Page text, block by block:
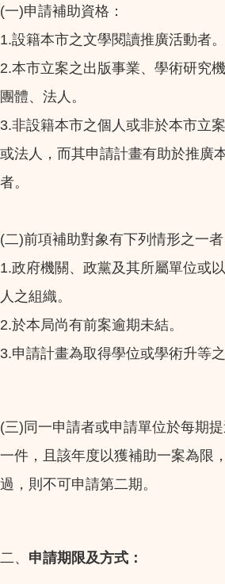
(一)申請補助資格：
1.設籍本市之文學閱讀推廣活動者。
2.本市立案之出版事業、學術研究
團體、法人。
3.非設籍本市之個人或非於本市立
或法人，而其申請計畫有助於推廣
者。
(二)前項補助對象有下列情形之一者
1.政府機關、政黨及其所屬單位或
人之組織。
2.於本局尚有前案逾期未結。
3.申請計畫為取得學位或學術升等之
(三) 同一申請者或申請單位於每期
一件，且該年度以獲補助一案為限
過，則不可申請第二期。
二、 申請期限及方式：